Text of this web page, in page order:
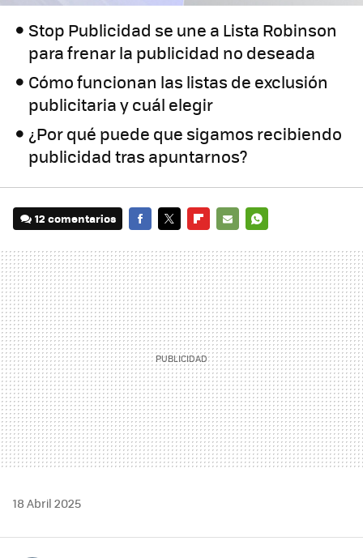
Stop Publicidad se une a Lista Robinson
para frenar la publicidad no deseada
Cómo funcionan las listas de exclusión
publicitaria y cuál elegir
¿Por qué puede que sigamos recibiendo
publicidad tras apuntarnos?
12 comentarios
MAIL
18 Abril 2025